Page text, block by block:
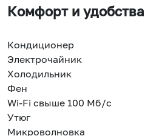
Комфорт и удобства
Кондиционер
Электрочайник
Холодильник
Фен
Wi-Fi свыше 100 Мб/с
Утюг
Микроволновка